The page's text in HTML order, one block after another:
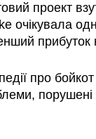
проект
очікувала
про